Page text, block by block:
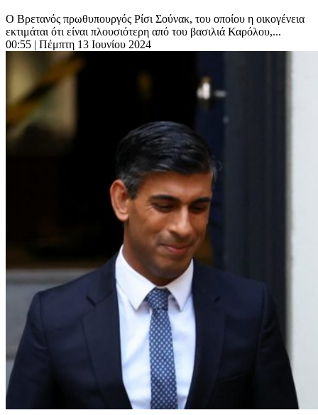
Ο Βρετανός πρωθυπουργός Ρίσι Σούνακ, του οποίου η οικογένεια
εκτιμάται ότι είναι πλουσιότερη από του βασιλιά Καρόλου,...
00:55 | Πέμπτη 13 Ιουνίου 2024